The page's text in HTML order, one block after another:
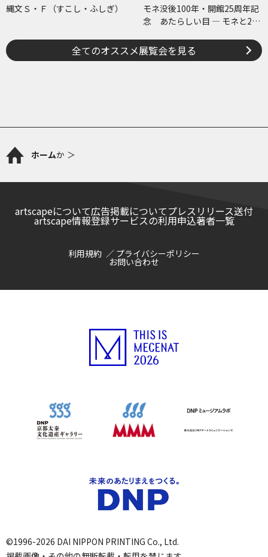
縄文Ｓ・Ｆ（すこし・ふしぎ）
モネ没後100年・開館25周年記
念 あたらしい目 ― モネと21
全てのオススメ展覧会を見る
ホームか
artscapeについて広告掲載についてプレスリリース送付
artscape情報登録サービスの利用申込著者一覧
利用規約 プライバシーポリシー
お問い合わせ
©1996-2026 DAI NIPPON PRINTING Co., Ltd.